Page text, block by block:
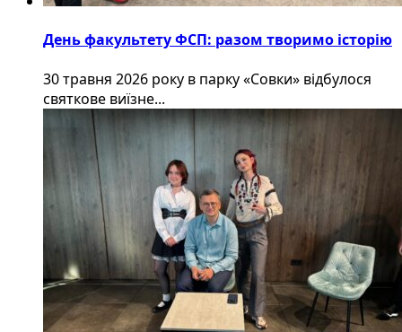
День факультету ФСП: разом творимо історію
30 травня 2026 року в парку «Совки» відбулося
святкове виїзне...